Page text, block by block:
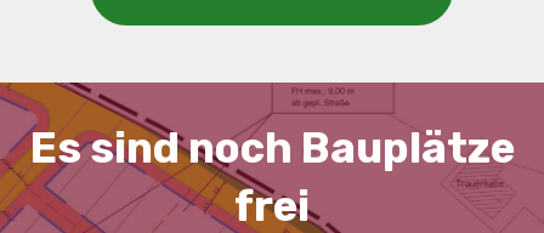
Es sind noch Bauplätze
frei